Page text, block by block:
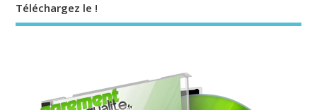
Téléchargez le !